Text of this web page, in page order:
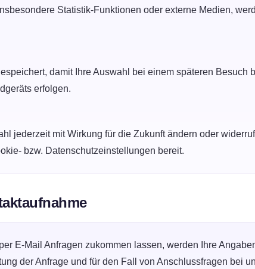
Statistik-Funktionen oder externe Medien,
damit Ihre Auswahl bei einem späteren
erfolgen.
jederzeit mit Wirkung für die Zukunft ändern oder
bzw. Datenschutzeinstellungen bereit.
E-Mail Anfragen zukommen lassen, werden Ihre
der Anfrage und für den Fall von Anschlussfragen bei